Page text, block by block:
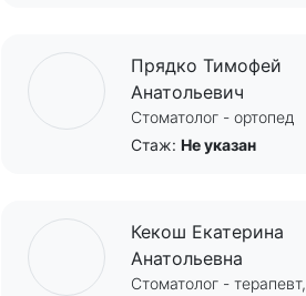
Прядко Тимофей
Анатольевич
Стоматолог - ортопед
Стаж: Не указан
Кекош Екатерина
Анатольевна
Стоматолог - терапевт,